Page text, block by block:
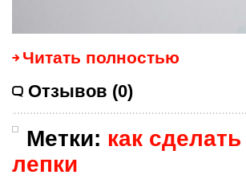
Читать полностью
Отзывов (0)
Метки: как
лепки